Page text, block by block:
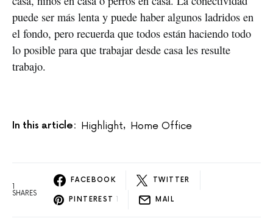
puede ser más lenta y puede haber algunos ladridos en
el fondo, pero recuerda que todos están haciendo todo
lo posible para que trabajar desde casa les resulte
trabajo.
In this article: Highlight, Home Office
1
SHARES
FACEBOOK TWITTER
PINTEREST MAIL